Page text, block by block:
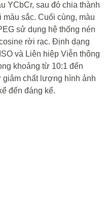
YCbCr, sau đó chia thành
sắc. Cuối cùng, màu
sử dụng hệ thống nén
rời rạc. Định dạng
và Liên hiệp Viễn thông
khoảng từ 10:1 đến
giảm chất lượng hình ảnh
đến đáng kể.